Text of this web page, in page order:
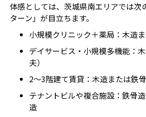
体感としては、茨城県南エリアでは次
ターン」が目立ちます。
小規模クリニック＋薬局：木造
デイサービス・小規模多機能：
夫）
2〜3階建て賃貸：木造または鉄
テナントビルや複合施設：鉄骨
造